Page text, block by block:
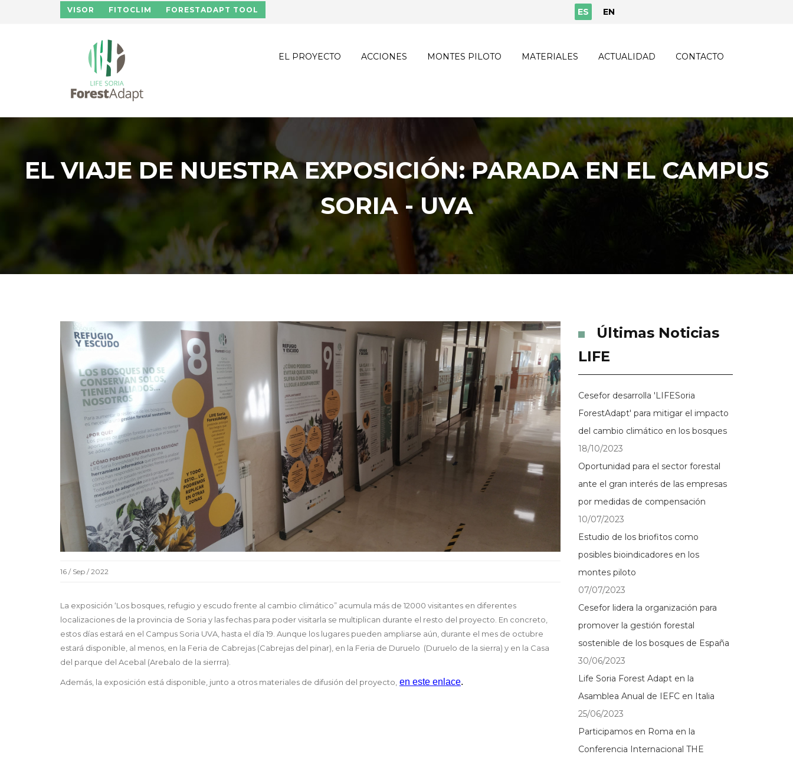
Pasar al contenido principal
VISOR FITOCLIM FORESTADAPT TOOL ES EN
EL PROYECTO ACCIONES MONTES PILOTO MATERIALES ACTUALIDAD CONTACTO
EL VIAJE DE NUESTRA EXPOSICIÓN: PARADA EN EL CAMPUS
SORIA - UVA
16 / Sep / 2022
La exposición ‘Los bosques, refugio y escudo frente al cambio climático” acumula más de 12000 visitantes en diferentes
localizaciones de la provincia de Soria y las fechas para poder visitarla se multiplican durante el resto del proyecto. En concreto,
estos días estará en el Campus Soria UVA, hasta el día 19. Aunque los lugares pueden ampliarse aún, durante el mes de octubre
estará disponible, al menos, en la Feria de Cabrejas (Cabrejas del pinar), en la Feria de Duruelo (Duruelo de la sierra) y en la Casa
del parque del Acebal (Arebalo de la sierrra).
Además, la exposición está disponible, junto a otros materiales de difusión del proyecto, en este enlace.
Últimas Noticias
LIFE
Cesefor desarrolla 'LIFESoria
ForestAdapt' para mitigar el impacto
del cambio climático en los bosques
18/10/2023
Oportunidad para el sector forestal
ante el gran interés de las empresas
por medidas de compensación
10/07/2023
Estudio de los briofitos como
posibles bioindicadores en los
montes piloto
07/07/2023
Cesefor lidera la organización para
promover la gestión forestal
sostenible de los bosques de España
30/06/2023
Life Soria Forest Adapt en la
Asamblea Anual de IEFC en Italia
25/06/2023
Participamos en Roma en la
Conferencia Internacional THE